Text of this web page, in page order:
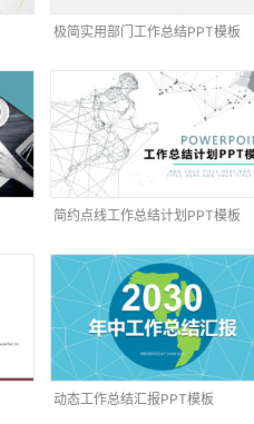
极简实用部门工作总结PPT模板
简约点线工作总结计划PPT模板
动态工作总结汇报PPT模板